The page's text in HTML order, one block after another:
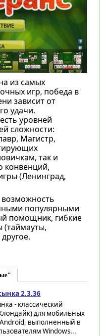
из самых
игр, победа в
зависит от
удачи.
уровней
сложности:
Магистр,
так и
конвенций,
(Ленинград,
возможность
популярными
помощник, гибкие
(таймауты,
2.3.36
- классический
для мобильных
Android, выполненный в
Windows...